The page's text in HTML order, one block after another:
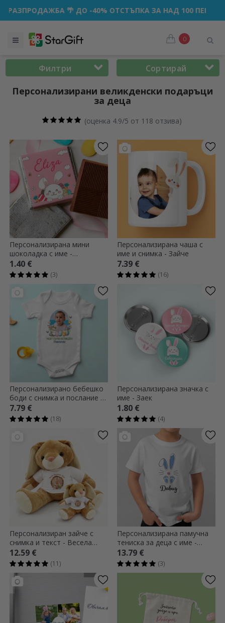
-40% ОТСТЪПКА ЗА НАД 100 ПЕРСОНАЛИЗИРАНИ
0
Филтри Сортирай
Персонализирани великденски подаръци
за деца
(оценка 4.9/5 от 118 отзива)
Персонализирана мини
шоколадка с име -
Великденски заек
1.40 €
(3)
Персонализирана чаша с
име и снимка - Зайче
7.39 €
(16)
Персонализирано бебешко
боди с снимка и послание -
Моят първи Великден
7.79 €
(18)
Персонализирана значка с
име - Заек
1.80 €
(4)
Персонализиран зайче с
снимка и текст - Весела
Великден!
12.59 €
(11)
Персонализирана памучна
тениска за деца с име -
Великденски заек
13.79 €
(3)